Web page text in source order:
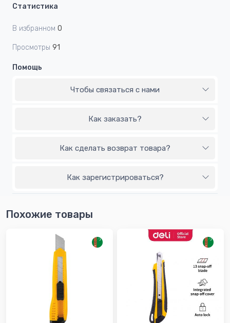
Статистика
В избранном 0
Просмотры 91
Помощь
Чтобы связаться с нами
Как заказать?
Как сделать возврат товара?
Как зарегистрироваться?
Похожие товары